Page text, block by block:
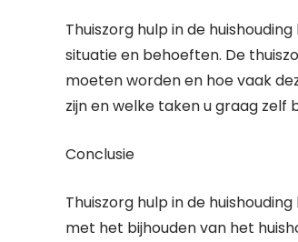
Thuiszorg hulp in de
situatie en behoeften. De
moeten worden en hoe vaak
zijn en welke taken u graag zelf
Conclusie
Thuiszorg hulp in de
met het bijhouden van het